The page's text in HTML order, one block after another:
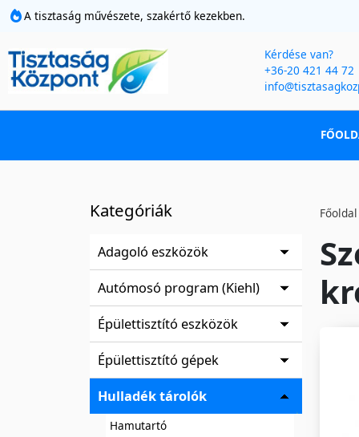
A tisztaság művészete, szakértő kezekben.
Kérdése van?
+36-20 421 44 72
Kategóriák
Adagoló eszközök
Autómosó program (Kiehl)
Épülettisztító eszközök
Épülettisztító gépek
Hulladék tárolók
Hamutartó
Főoldal